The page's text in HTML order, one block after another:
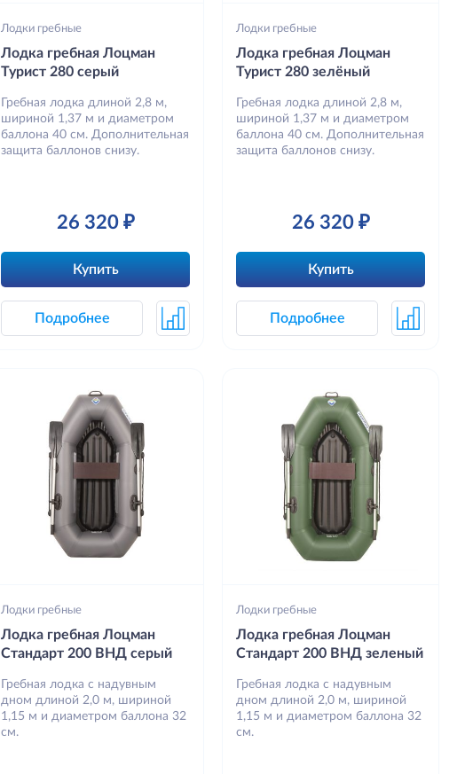
Лодки гребные
Лодка гребная Лоцман
Турист 280 серый
Гребная лодка длиной 2,8 м,
шириной 1,37 м и диаметром
баллона 40 см. Дополнительная
защита баллонов снизу.
26 320 ₽
Купить
Подробнее
Лодки гребные
Лодка гребная Лоцман
Турист 280 зелёный
Гребная лодка длиной 2,8 м,
шириной 1,37 м и диаметром
баллона 40 см. Дополнительная
защита баллонов снизу.
26 320 ₽
Купить
Подробнее
Лодки гребные
Лодка гребная Лоцман
Стандарт 200 ВНД серый
Гребная лодка с надувным
дном длиной 2,0 м, шириной
1,15 м и диаметром баллона 32
см.
Лодки гребные
Лодка гребная Лоцман
Стандарт 200 ВНД зеленый
Гребная лодка с надувным
дном длиной 2,0 м, шириной
1,15 м и диаметром баллона 32
см.